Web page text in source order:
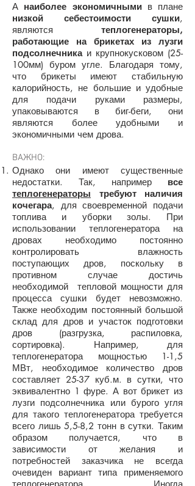
А наиболее экономичнымив плане
низкой себестоимости сушки,
являются теплогенераторы,
работающие на брикетах из лузги
подсолнечникаи крупнокусковом (25-
100мм) буром угле. Благодаря тому,
что брикеты имеют стабильную
калорийность, не большие и удобные
для подачи руками размеры,
упаковываются в биг-беги, они
являются более удобными и
экономичными чем дрова.
ВАЖНО:
Однако они имеют существенные
недостатки. Так, например все
теплогенераторы требуют наличия
кочегара, для своевременной подачи
топлива и уборки золы. При
использовании теплогенератора на
дровах необходимо постоянно
контролировать влажность
поступающих дров, поскольку в
противном случае достичь
необходимой тепловой мощности для
процесса сушки будет невозможно.
Также необходим постоянный большой
склад для дров и участок подготовки
дров (разгрузка, распиловка,
сортировка). Например, для
теплогенератора мощностью 1-1,5
МВт, необходимое количество дров
составляет 25-37 куб.м. в сутки, что
эквивалентно 1 фуре. А вот брикет из
лузги подсолнечника или бурого угля
для такого теплогенератора требуется
всего лишь 5,5-8,2 тонн в сутки. Таким
образом получается, что в
зависимости от желания и
потребностей заказчика не всегда
очевиден вариант типа применяемого